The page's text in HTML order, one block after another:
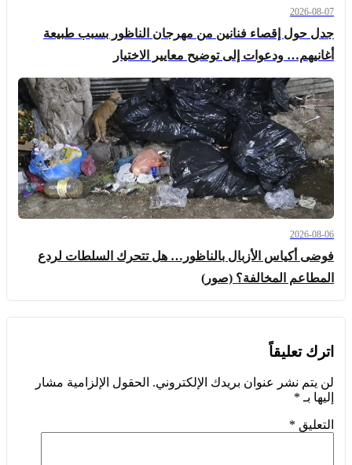
2026-08-07
جدل حول إقصاء فنانين من مهرجان الناظور بسبب طبيعة
أغانيهم… ودعوات إلى توضيح معايير الاختيار
2026-08-06
فوضى أكياس الأزبال بالناظور… هل تتحرك السلطات لردع
المطاعم المخالفة؟ (صور)
اترك تعليقاً
لن يتم نشر عنوان بريدك الإلكتروني. الحقول الإلزامية مشار
إليها بـ *
التعليق *